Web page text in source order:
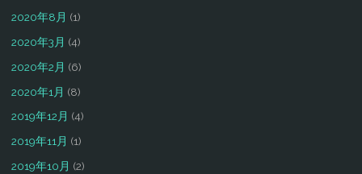
2020年8月 (1)
2020年3月 (4)
2020年2月 (6)
2020年1月 (8)
2019年12月 (4)
2019年11月 (1)
2019年10月 (2)